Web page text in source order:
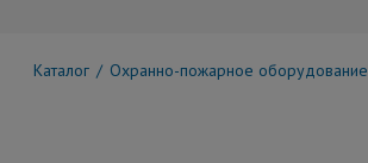
Каталог Охранно-пожарное оборудование